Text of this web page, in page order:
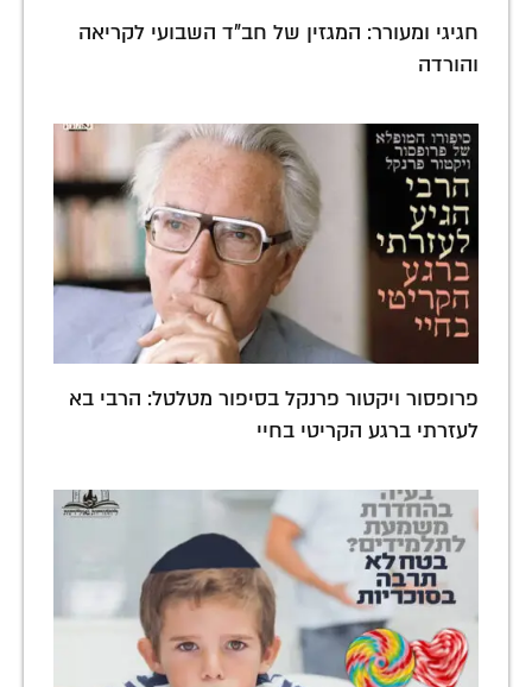
חגיגי ומעורר: המגזין של חב"ד השבועי לקריאה
והורדה
פרופסור ויקטור פרנקל בסיפור מטלטל: הרבי בא
לעזרתי ברגע הקריטי בחיי